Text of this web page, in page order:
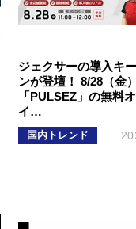
ジェクサーの導入キ
ンが登壇！ 8/28（金
「PULSEZ」の無料
イ…
国内トレンド